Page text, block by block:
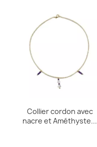
Collier cordon avec
nacre et Améthyste...